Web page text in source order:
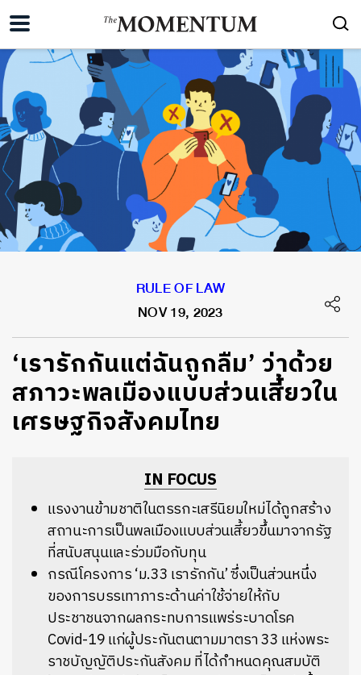
RULE OF LAW
NOV 19, 2023
‘เรารักกันแต่ฉันถูกลืม’ ว่าด้วย
สภาวะพลเมืองแบบส่วนเสี้ยวใน
เศรษฐกิจสังคมไทย
IN FOCUS
แรงงานข้ามชาติในตรรกะเสรีนิยมใหม่ได้ถูกสร้าง
สถานะการเป็นพลเมืองแบบส่วนเสี้ยวขึ้นมาจากรัฐ
ที่สนับสนุนและร่วมมือกับทุน
กรณีโครงการ ‘ม.33 เรารักกัน’ ซึ่งเป็นส่วนหนึ่ง
ของการบรรเทาภาระด้านค่าใช้จ่ายให้กับ
ประชาชนจากผลกระทบการแพร่ระบาดโรค
Covid-19 แก่ผู้ประกันตนตามมาตรา 33 แห่งพระ
ราชบัญญัติประกันสังคม ที่ได้กำหนดคุณสมบัติ